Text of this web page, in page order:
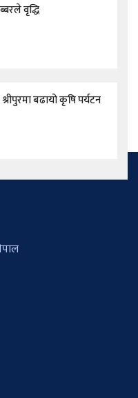
वृद्धि
बढायो कृषि पर्यटन